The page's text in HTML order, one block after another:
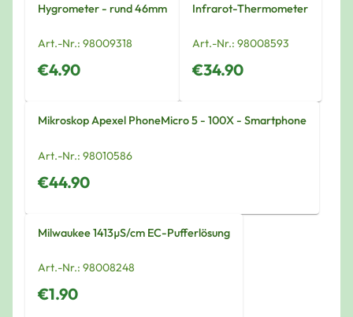
Hygrometer - rund 46mm
Art.-Nr.: 98009318
€4.90
Infrarot-Thermometer
Art.-Nr.: 98008593
€34.90
Mikroskop Apexel PhoneMicro 5 - 100X - Smartphone
Art.-Nr.: 98010586
€44.90
Milwaukee 1413µS/cm EC-Pufferlösung
Art.-Nr.: 98008248
€1.90